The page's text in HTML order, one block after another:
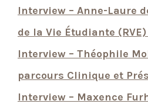
Interview – Anne-Laure
de la Vie Étudiante (RVE)
Interview – Théophile
parcours Clinique et
Interview – Maxence